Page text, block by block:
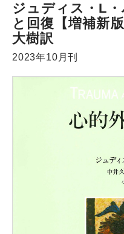
ジュディス・L
と回復【増補新
大樹訳
2023年10月刊